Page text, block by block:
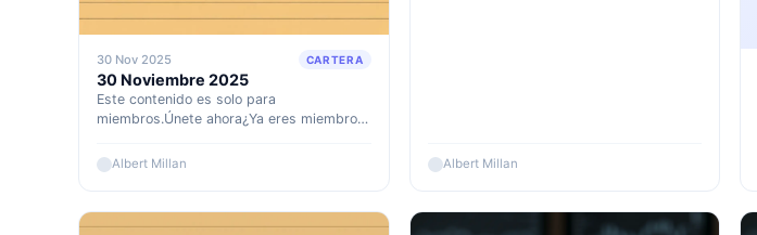
30 Nov 2025 CARTERA
30 Noviembre 2025
Este contenido es solo para
miembros.Únete ahora¿Ya eres miembro?
Albert Millan Albert Millan